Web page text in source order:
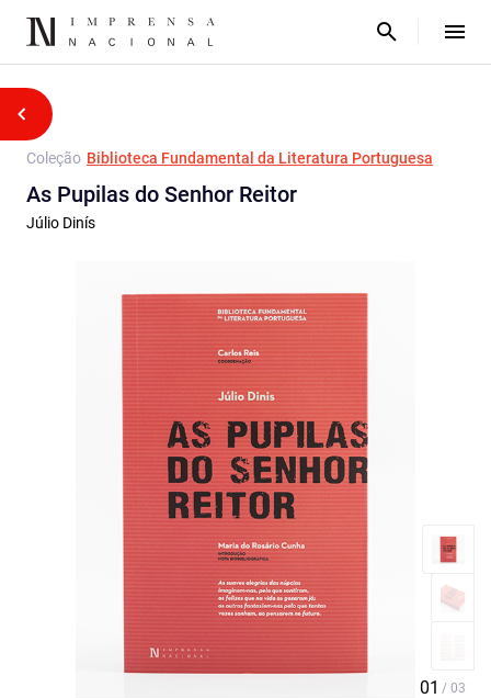
Coleção Biblioteca Fundamental da Literatura Portuguesa
As Pupilas do Senhor Reitor
Júlio Dinís